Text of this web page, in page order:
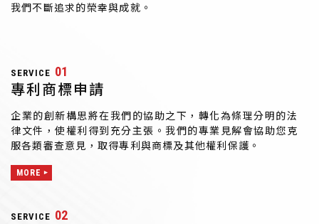
我們不斷追求的榮幸與成就。
SERVICE 01
專利商標申請
企業的創新構思將在我們的協助之下，轉化為條理分明的法
律文件，使權利得到充分主張。我們的專業見解會協助您克
服各類審查意見，取得專利與商標及其他權利保護。
MORE
SERVICE 02